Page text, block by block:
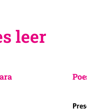
leer